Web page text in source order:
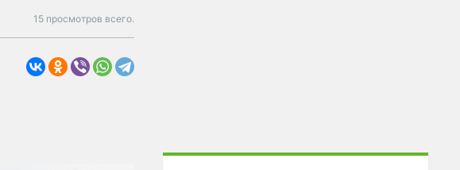
15 просмотров всего.